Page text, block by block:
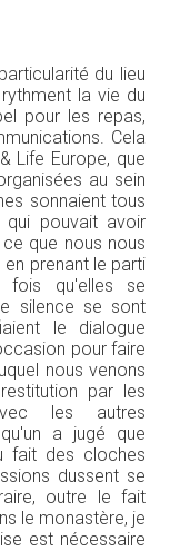
du lieu
la vie du
pour les repas,
Cela
Life Europe, que
au sein
sonnaient tous
qui pouvait avoir
que nous nous
prenant le parti
fois qu'elles se
silence se sont
le dialogue
pour faire
nous venons
par les
les autres
a jugé que
fait des cloches
dussent se
outre le fait
le monastère, je
est nécessaire